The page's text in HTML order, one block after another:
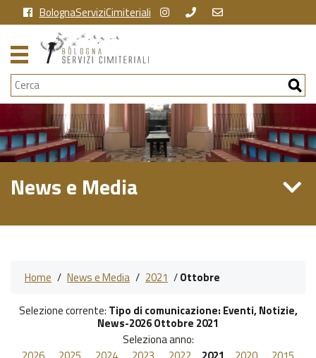
BolognaServiziCimiteriali
Cerca
News e Media
Home / News e Media / 2021 /Ottobre
Selezione corrente: Tipo di comunicazione: Eventi, Notizie,
News-2026 Ottobre 2021
Seleziona anno: